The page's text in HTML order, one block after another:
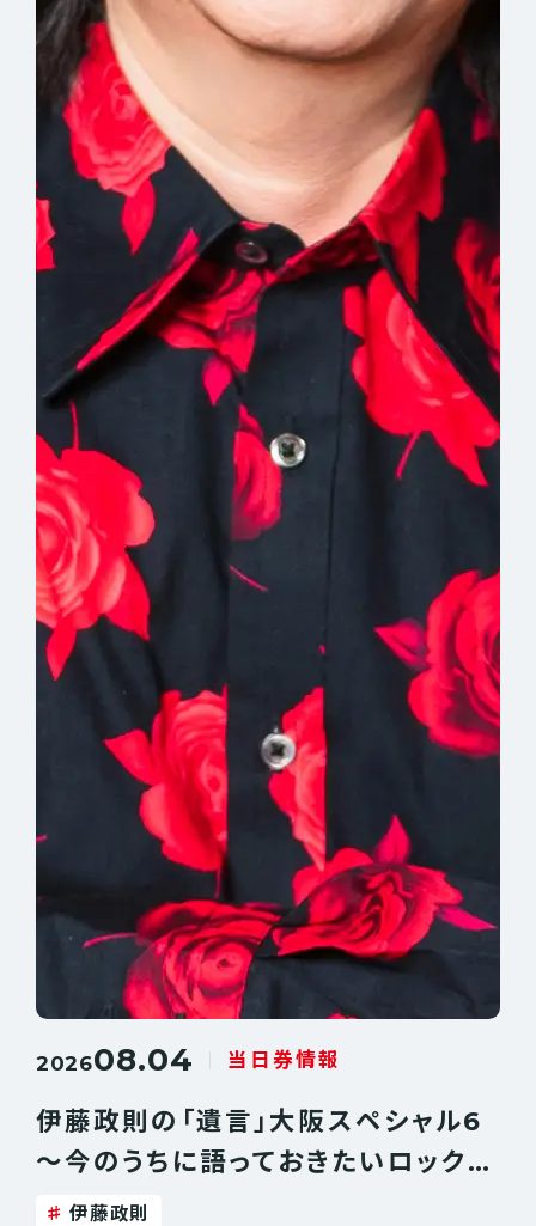
202608.04 当日券情報
伊藤政則の「遺言」大阪スペシャル6
〜今のうちに語っておきたいロックの
歴史がある〜 当日券情報
伊藤政則